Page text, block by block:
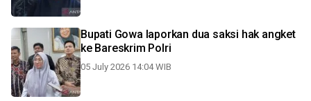
Bupati Gowa laporkan dua saksi hak angket
ke Bareskrim Polri
05 July 2026 14:04 WIB